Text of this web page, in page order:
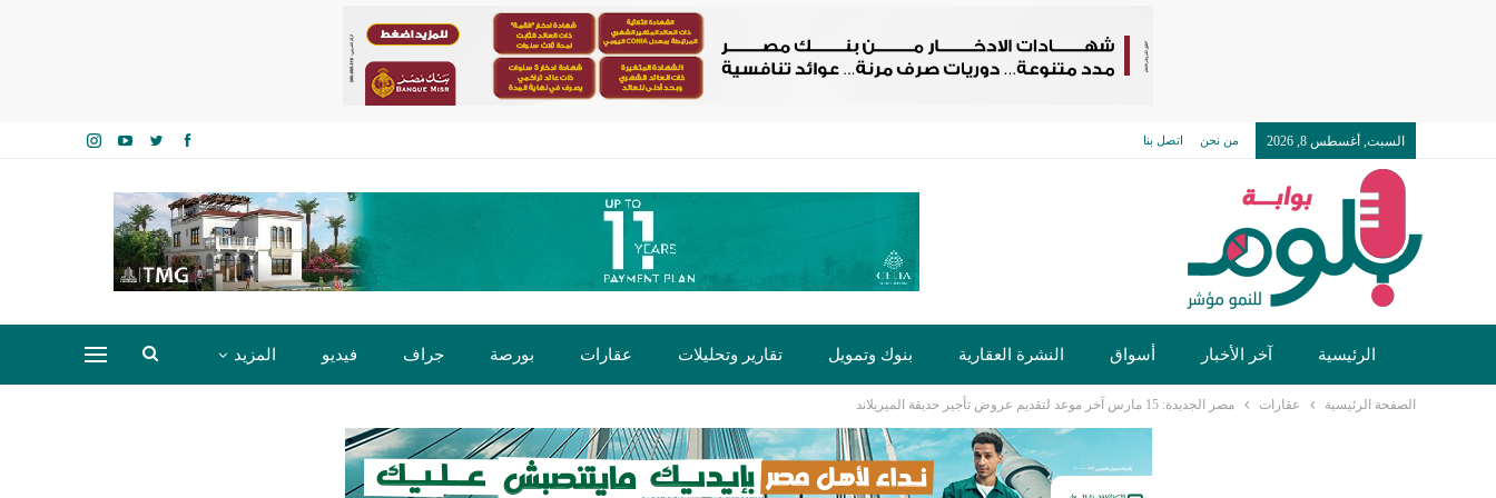
السبت, أغسطس 8, 2026 من نحن اتصل بنا
الرئيسية آخر الأخبار أسواق النشرة العقارية بنوك وتمويل تقارير وتحليلات عقارات بورصة جراف فيديو المزيد
الصفحة الرئيسية عقارات مصر الجديدة: 15 مارس آخر موعد لتقديم عروض تأجير حديقة الميريلاند